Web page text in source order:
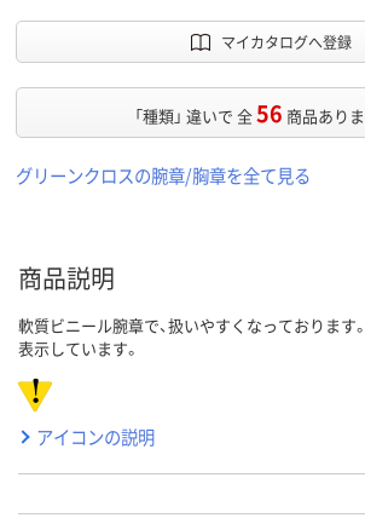
マイカタログへ登録
「種類」 違いで 全56 商品ありま
グリーンクロスの腕章/胸章を全て見る
商品説明
軟質ビニール腕章で、扱いやすくなっております
表示しています。
アイコンの説明